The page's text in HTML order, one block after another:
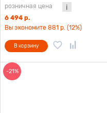
розничная цена
6 494 р.
Вы экономите 881 р. (12%)
В корзину
-21%